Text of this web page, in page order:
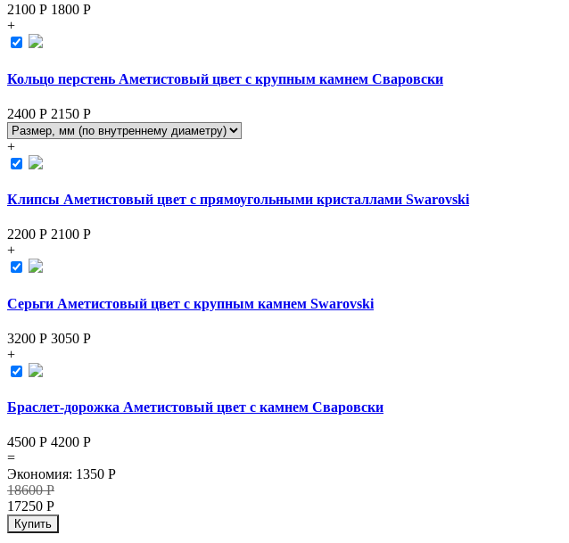
2100 Р 1800 Р
+
Кольцо перстень Аметистовый цвет с крупным камнем Сваровски
2400 Р 2150 Р
+
Клипсы Аметистовый цвет с прямоугольными кристаллами Swarovski
2200 Р 2100 Р
+
Серьги Аметистовый цвет с крупным камнем Swarovski
3200 Р 3050 Р
+
Браслет-дорожка Аметистовый цвет с камнем Сваровски
4500 Р 4200 Р
=
Экономия: 1350 Р
18600Р
17250 Р
Купить